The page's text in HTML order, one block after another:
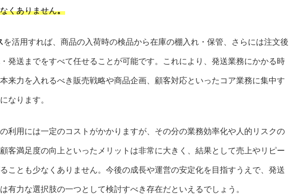
くありません。
を活用すれば、商品の入荷時の検品から在庫の棚入れ・保管、さらには注文後
発送までをすべて任せることが可能です。これにより、発送業務にかかる時
来力を入れるべき販売戦略や商品企画、顧客対応といったコア業務に集中す
なります。
利用には一定のコストがかかりますが、その分の業務効率化や人的リスクの
客満足度の向上といったメリットは非常に大きく、結果として売上やリピー
ことも少なくありません。今後の成長や運営の安定化を目指すうえで、発送
有力な選択肢の一つとして検討すべき存在だといえるでしょう。